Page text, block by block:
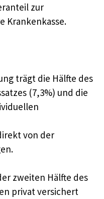
zur
Krankenkasse.
trägt die Hälfte des
(7,3%) und die
von der
zweiten Hälfte des
privat versichert